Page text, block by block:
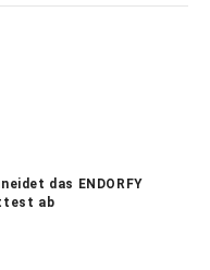
das ENDORFY
ab